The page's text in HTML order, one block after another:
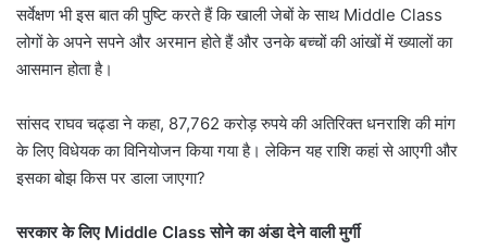
सर्वेक्षण भी इस बात की पुष्टि करते हैं कि खाली जेबों के साथ Middle Class
लोगों के अपने सपने और अरमान होते हैं और उनके बच्चों की आंखों में ख्यालों का
आसमान होता है।
सांसद राघव चढ्डा ने कहा, 87,762 करोड़ रुपये की अतिरिक्त धनराशि की मांग
के लिए विधेयक का विनियोजन किया गया है। लेकिन यह राशि कहां से आएगी और
इसका बोझ किस पर डाला जाएगा?
सरकार के लिए Middle Class सोने का अंडा देने वाली मुर्गी